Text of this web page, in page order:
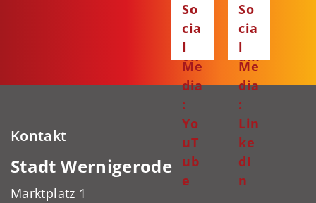
ce
bo
ok
ta
gr
am
So
cia
l
Me
dia
:
Yo
uT
ub
e
So
cia
l
Me
dia
:
Lin
ke
dI
n
Kontakt
Stadt Wernigerode
Marktplatz 1